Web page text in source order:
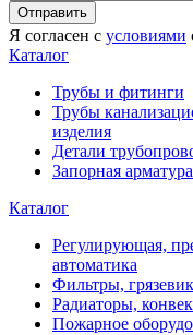
Отправить
Я согласен с условиями
Каталог
Трубы и фитинги
Трубы
изделия
Детали
Запорная
Каталог
Регулирующая,
автоматика
Фильтры,
Радиаторы,
Пожарное